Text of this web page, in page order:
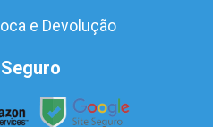
e Devolução